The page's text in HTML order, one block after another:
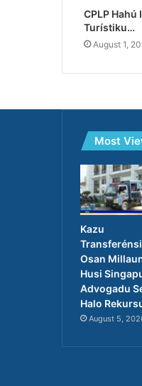
CPLP
Turístiku…
August 1,
Most
Kazu
Osan
Husi
Advogadu
Halo
August 5,